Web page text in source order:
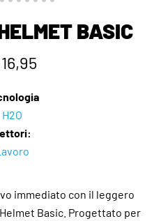
BASIC
H2O
immediato con il leggero
Basic. Progettato per